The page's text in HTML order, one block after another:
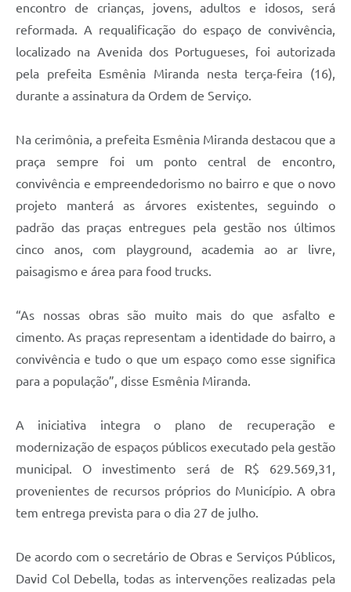
encontro de crianças, jovens, adultos e idosos, será
reformada. A requalificação do espaço de convivência,
localizado na Avenida dos Portugueses, foi autorizada
pela prefeita Esmênia Miranda nesta terça-feira (16),
durante a assinatura da Ordem de Serviço.
Na cerimônia, a prefeita Esmênia Miranda destacou que a
praça sempre foi um ponto central de encontro,
convivência e empreendedorismo no bairro e que o novo
projeto manterá as árvores existentes, seguindo o
padrão das praças entregues pela gestão nos últimos
cinco anos, com playground, academia ao ar livre,
paisagismo e área para food trucks.
“As nossas obras são muito mais do que asfalto e
cimento. As praças representam a identidade do bairro, a
convivência e tudo o que um espaço como esse significa
para a população”, disse Esmênia Miranda.
A iniciativa integra o plano de recuperação e
modernização de espaços públicos executado pela gestão
municipal. O investimento será de R$ 629.569,31,
provenientes de recursos próprios do Município. A obra
tem entrega prevista para o dia 27 de julho.
De acordo com o secretário de Obras e Serviços Públicos,
David Col Debella, todas as intervenções realizadas pela